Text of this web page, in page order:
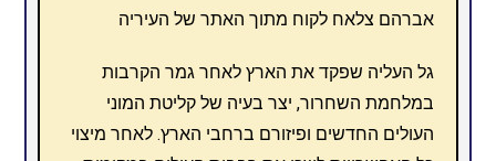
אברהם צלאח לקוח מתוך האתר של העיריה
גל העליה שפקד את הארץ לאחר גמר הקרבות
במלחמת השחרור, יצר בעיה של קליטת המוני
העולים החדשים ופיזורם ברחבי הארץ. לאחר מיצוי